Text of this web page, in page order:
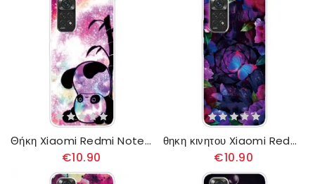
Θήκη Xiaomi Redmi Note 11 / 11S Πάντα Και Μπαμπού
€10.90
θηκη κινητου Xiaomi Redmi Note 11 / 11S Παραλλαγή Πεταλούδων
€10.90